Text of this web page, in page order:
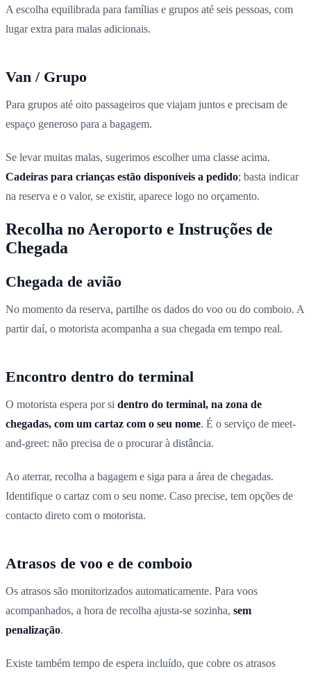
A escolha equilibrada para famílias e grupos até seis pessoas, com
lugar extra para malas adicionais.
Van / Grupo
Para grupos até oito passageiros que viajam juntos e precisam de
espaço generoso para a bagagem.
Se levar muitas malas, sugerimos escolher uma classe acima.
Cadeiras para crianças estão disponíveis a pedido; basta indicar
na reserva e o valor, se existir, aparece logo no orçamento.
Recolha no Aeroporto e Instruções de
Chegada
Chegada de avião
No momento da reserva, partilhe os dados do voo ou do comboio. A
partir daí, o motorista acompanha a sua chegada em tempo real.
Encontro dentro do terminal
O motorista espera por si dentro do terminal, na zona de
chegadas, com um cartaz com o seu nome. É o serviço de meet-
and-greet: não precisa de o procurar à distância.
Ao aterrar, recolha a bagagem e siga para a área de chegadas.
Identifique o cartaz com o seu nome. Caso precise, tem opções de
contacto direto com o motorista.
Atrasos de voo e de comboio
Os atrasos são monitorizados automaticamente. Para voos
acompanhados, a hora de recolha ajusta-se sozinha, sem
penalização.
Existe também tempo de espera incluído, que cobre os atrasos